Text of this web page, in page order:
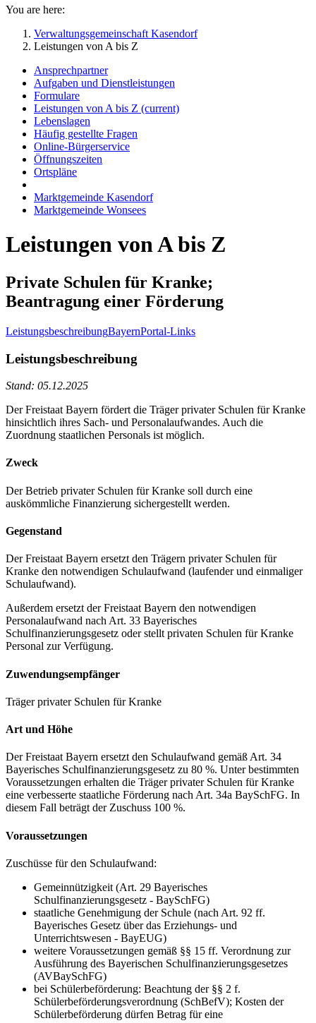
You are here:
Verwaltungsgemeinschaft Kasendorf
Leistungen von A bis Z
Ansprechpartner
Aufgaben und Dienstleistungen
Formulare
Leistungen von A bis Z (current)
Lebenslagen
Häufig gestellte Fragen
Online-Bürgerservice
Öffnungszeiten
Ortspläne
Marktgemeinde Kasendorf
Marktgemeinde Wonsees
Leistungen von A bis Z
Private Schulen für Kranke;
Beantragung einer Förderung
LeistungsbeschreibungBayernPortal-Links
Leistungsbeschreibung
Stand: 05.12.2025
Der Freistaat Bayern fördert die Träger privater Schulen für Kranke
hinsichtlich ihres Sach- und Personalaufwandes. Auch die
Zuordnung staatlichen Personals ist möglich.
Zweck
Der Betrieb privater Schulen für Kranke soll durch eine
auskömmliche Finanzierung sichergestellt werden.
Gegenstand
Der Freistaat Bayern ersetzt den Trägern privater Schulen für
Kranke den notwendigen Schulaufwand (laufender und einmaliger
Schulaufwand).
Außerdem ersetzt der Freistaat Bayern den notwendigen
Personalaufwand nach Art. 33 Bayerisches
Schulfinanzierungsgesetz oder stellt privaten Schulen für Kranke
Personal zur Verfügung.
Zuwendungsempfänger
Träger privater Schulen für Kranke
Art und Höhe
Der Freistaat Bayern ersetzt den Schulaufwand gemäß Art. 34
Bayerisches Schulfinanzierungsgesetz zu 80 %. Unter bestimmten
Voraussetzungen erhalten die Träger privater Schulen für Kranke
eine verbesserte staatliche Förderung nach Art. 34a BaySchFG. In
diesem Fall beträgt der Zuschuss 100 %.
Voraussetzungen
Zuschüsse für den Schulaufwand:
Gemeinnützigkeit (Art. 29 Bayerisches
Schulfinanzierungsgesetz - BaySchFG)
staatliche Genehmigung der Schule (nach Art. 92 ff.
Bayerisches Gesetz über das Erziehungs- und
Unterrichtswesen - BayEUG)
weitere Voraussetzungen gemäß §§ 15 ff. Verordnung zur
Ausführung des Bayerischen Schulfinanzierungsgesetzes
(AVBaySchFG)
bei Schülerbeförderung: Beachtung der §§ 2 f.
Schülerbeförderungsverordnung (SchBefV); Kosten der
Schülerbeförderung dürfen Betrag für eine